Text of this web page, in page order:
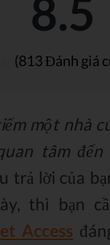
8.5
(813 Đánh giá
một nhà
tâm
trả lời của
thì bạn
Access